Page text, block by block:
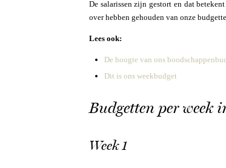
De salarissen zijn gestort en dat
over hebben gehouden van onze
Lees ook:
De hoogte van ons
Dit is ons weekbudget
Budgetten per week
Week 1